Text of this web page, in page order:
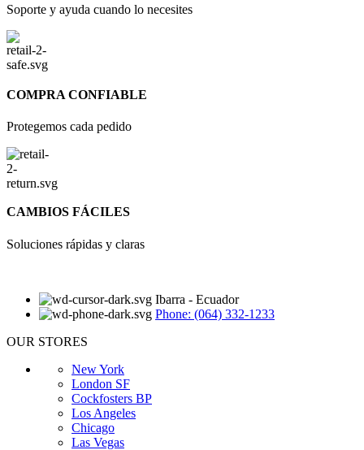
Soporte y ayuda cuando lo necesites
COMPRA CONFIABLE
Protegemos cada pedido
CAMBIOS FÁCILES
Soluciones rápidas y claras
Ibarra - Ecuador
Phone: (064) 332-1233
OUR STORES
New York
London SF
Cockfosters BP
Los Angeles
Chicago
Las Vegas